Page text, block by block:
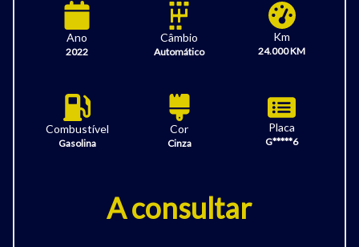
Ano
2022
Câmbio
Automático
Km
24.000 KM
Combustível
Gasolina
Cor
Cinza
Placa
G*****6
A consultar